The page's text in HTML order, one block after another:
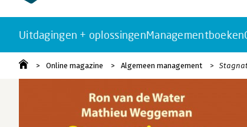
Uitdagingen + oplossingenManagementboeken
Online magazine Algemeen management